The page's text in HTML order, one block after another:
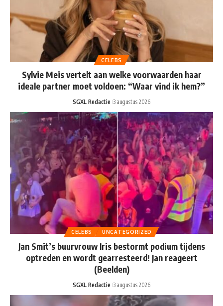
CELEBS
Sylvie Meis vertelt aan welke voorwaarden haar
ideale partner moet voldoen: “Waar vind ik hem?”
SGXL Redactie 3 augustus 2026
CELEBS UNCATEGORIZED
Jan Smit’s buurvrouw Iris bestormt podium tijdens
optreden en wordt gearresteerd! Jan reageert
(Beelden)
SGXL Redactie 3 augustus 2026